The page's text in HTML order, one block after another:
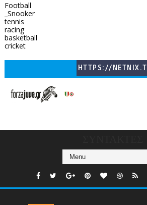
Football
_Snooker
tennis
racing
basketball
cricket
HTTPS://NETNIX.T